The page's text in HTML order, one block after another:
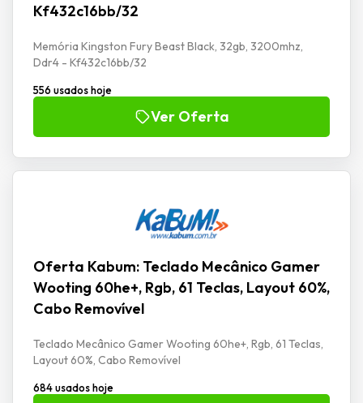
Kf432c16bb/32
Memória Kingston Fury Beast Black, 32gb, 3200mhz,
Ddr4 - Kf432c16bb/32
556 usados hoje
Ver Oferta
Oferta Kabum: Teclado Mecânico Gamer
Wooting 60he+, Rgb, 61 Teclas, Layout 60%,
Cabo Removível
Teclado Mecânico Gamer Wooting 60he+, Rgb, 61 Teclas,
Layout 60%, Cabo Removível
684 usados hoje